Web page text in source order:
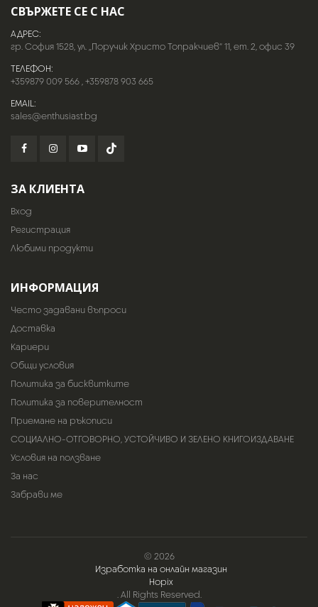
СВЪРЖЕТЕ СЕ С НАС
АДРЕС:
гр. София 1528, ул. „Поручик Христо Топракчиев“ 11, ет. 2, офис 39
ТЕЛЕФОН:
+359879 009 566,+359878 903 665
EMAIL:
sales@enthusiast.bg
ЗА КЛИЕНТА
Вход
Регистрация
Любими продукти
ИНФОРМАЦИЯ
Често задавани въпроси
Доставка
Кариери
Общи условия
Политика за бисквитките
Политика за поверителност
Приемане на ръкописи
СОЦИАЛНО-ОТГОВОРНО, УСТОЙЧИВО И ЗЕЛЕНО КНИГОИЗДАВАНЕ
Условия на ползване
За нас
Забрави ме
© 2026
Изработка на онлайн магазин
Hopix
. All Rights Reserved.